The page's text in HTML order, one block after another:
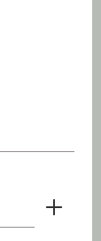
ein